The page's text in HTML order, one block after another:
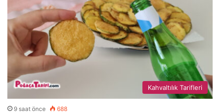
Kahvaltılık Tarifleri
9 saat önce 688